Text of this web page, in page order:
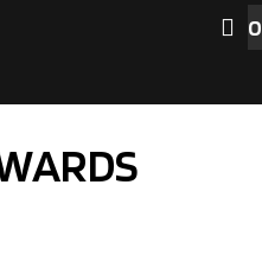
0